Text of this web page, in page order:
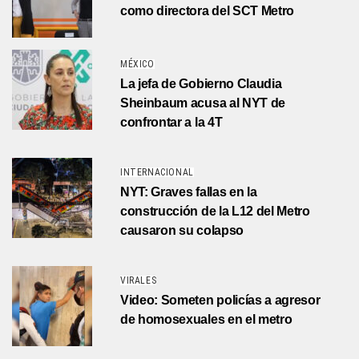
como directora del SCT Metro
MÉXICO
La jefa de Gobierno Claudia
Sheinbaum acusa al NYT de
confrontar a la 4T
INTERNACIONAL
NYT: Graves fallas en la
construcción de la L12 del Metro
causaron su colapso
VIRALES
Video: Someten policías a agresor
de homosexuales en el metro